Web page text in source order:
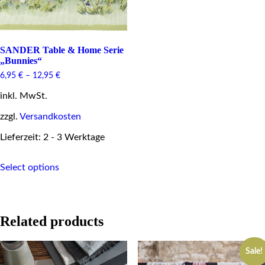
SANDER Table & Home Serie
„Bunnies“
6,95 € – 12,95 €
inkl. MwSt.
zzgl. Versandkosten
Lieferzeit: 2 - 3 Werktage
Select optionsproduct
options
be
chosen
Related products
Sale!